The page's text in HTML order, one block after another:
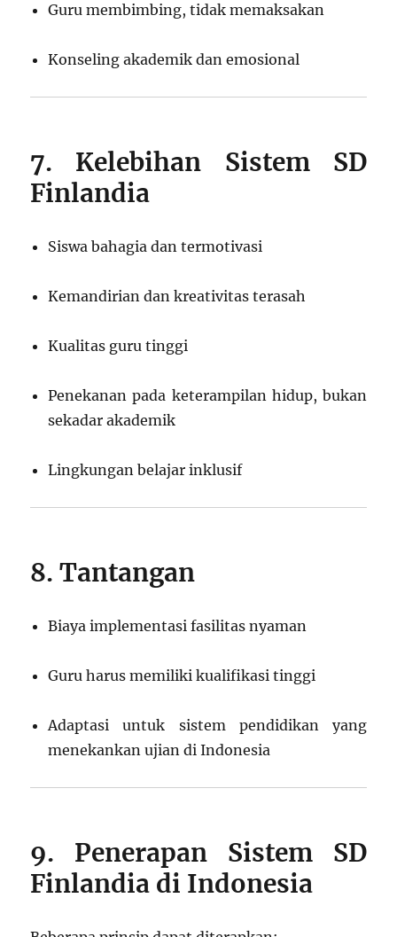
Guru membimbing, tidak memaksakan
Konseling akademik dan emosional
7. Kelebihan Sistem SD
Finlandia
Siswa bahagia dan termotivasi
Kemandirian dan kreativitas terasah
Kualitas guru tinggi
Penekanan pada keterampilan hidup, bukan
sekadar akademik
Lingkungan belajar inklusif
8. Tantangan
Biaya implementasi fasilitas nyaman
Guru harus memiliki kualifikasi tinggi
Adaptasi untuk sistem pendidikan yang
menekankan ujian di Indonesia
9. Penerapan Sistem SD
Finlandia di Indonesia